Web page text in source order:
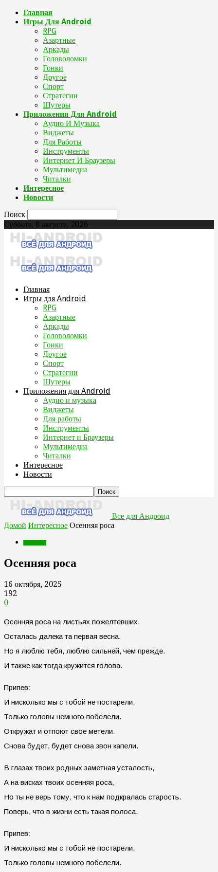
Главная
Игры Для Android
RPG
Азартные
Аркады
Головоломки
Гонки
Другое
Спорт
Стратегии
Шутеры
Приложения Для Android
Аудио И Музыка
Виджеты
Для Работы
Инструменты
Интернет И Браузеры
Мультимедиа
Читалки
Интересное
Новости
Поиск
Суббота, 8 августа, 2026
Главная
Игры для Android
RPG
Азартные
Аркады
Головоломки
Гонки
Другое
Спорт
Стратегии
Шутеры
Приложения для Android
Аудио и музыка
Виджеты
Для работы
Инструменты
Интернет и Браузеры
Мультимедиа
Читалки
Интересное
Новости
Все для Андроид
Домой Интересное Осенняя роса
Осенняя роса
16 октября, 2025
192
0
Осенняя роса на листьях пожелтевших.
Осталась далека та первая весна.
Но я люблю тебя, люблю сильней, чем прежде.
И также как тогда кружится голова.
Припев:
И нисколько мы с тобой не постарели,
Только головы немного побелели.
Откружат и отпоют свое метели.
Снова будет, будет снова звон капели.
В глазах твоих родных заметная усталость,
А на висках твоих осенняя роса,
Но ты не верь тому, что к нам подкралась старость.
Поверь, что в жизни есть такая полоса.
Припев:
И нисколько мы с тобой не постарели,
Только головы немного побелели.